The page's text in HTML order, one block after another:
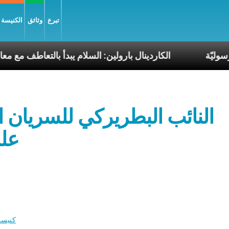
وثائق تبرع
الكاردينال بارولين: السلام يبدأ البابا الرسوليّة
النائب البطريركي